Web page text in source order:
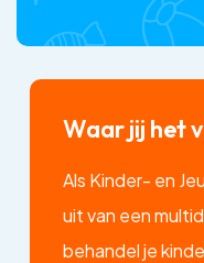
Waar jij het
Als Kinder- en
uit van een
behandel je